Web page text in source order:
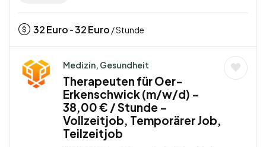
32Euro -32Euro / Stunde
Medizin, Gesundheit
Therapeuten für Oer-
Erkenschwick (m/w/d) –
38,00 € / Stunde –
Vollzeitjob, Temporärer Job,
Teilzeitjob